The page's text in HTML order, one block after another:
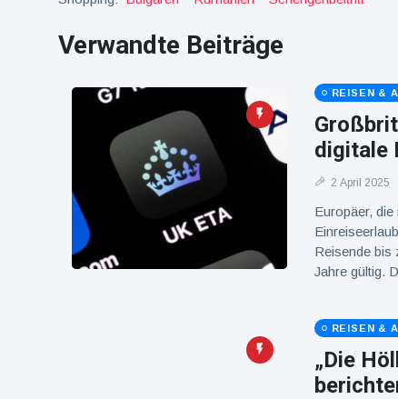
Sorge um
glückliche
Wendung
Aufrufe
Vor WM-
Finale:
Rauch-
Warnung
16 Juli
38
Aufrufe
Verwandte Beiträge
REISEN &
digitale
2 April 2025
Europäer,
Reisende bis
Jahre gültig.
REISEN &
„Die